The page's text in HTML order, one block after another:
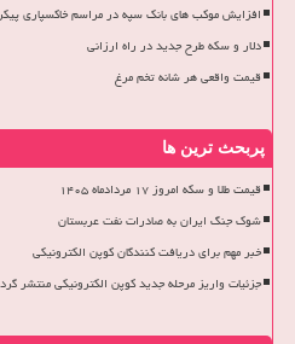
افزایش موکب های بانک سپه در مراسم خاکسپاری پیکر
دلار و سکه طرح جدید در راه ارزانی
قیمت واقعی هر شانه تخم مرغ
پربحث ترین ها
قیمت طلا و سکه امروز ۱۷ مردادماه ۱۴۰۵
شوک جنگ ایران به صادرات نفت عربستان
خبر مهم برای دریافت کنندگان کوپن الکترونیکی
جزئیات واریز مرحله جدید کوپن الکترونیکی منتشر